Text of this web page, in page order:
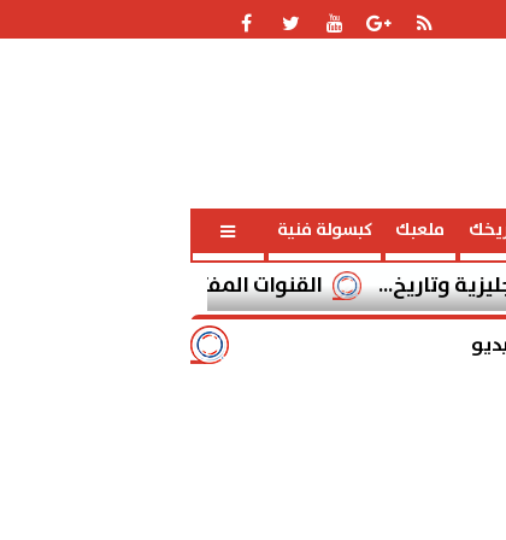
ملعبك كبسولة فنية
القنوات المفتوحة الناقلة لمباراة برشلونة وسيلتا فيجو